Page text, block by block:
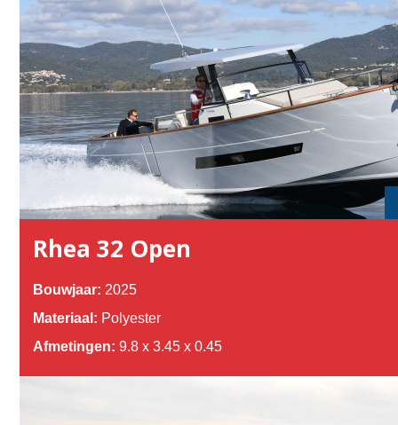
Rhea 32 Open
Bouwjaar: 2025
Materiaal: Polyester
Afmetingen: 9.8 x 3.45 x 0.45